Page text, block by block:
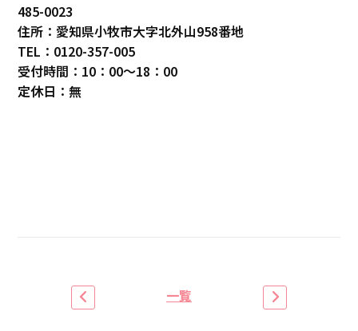
485-0023
住所：愛知県小牧市大字北外山958番地
TEL：0120-357-005
受付時間：10：00～18：00
定休日：無
一覧